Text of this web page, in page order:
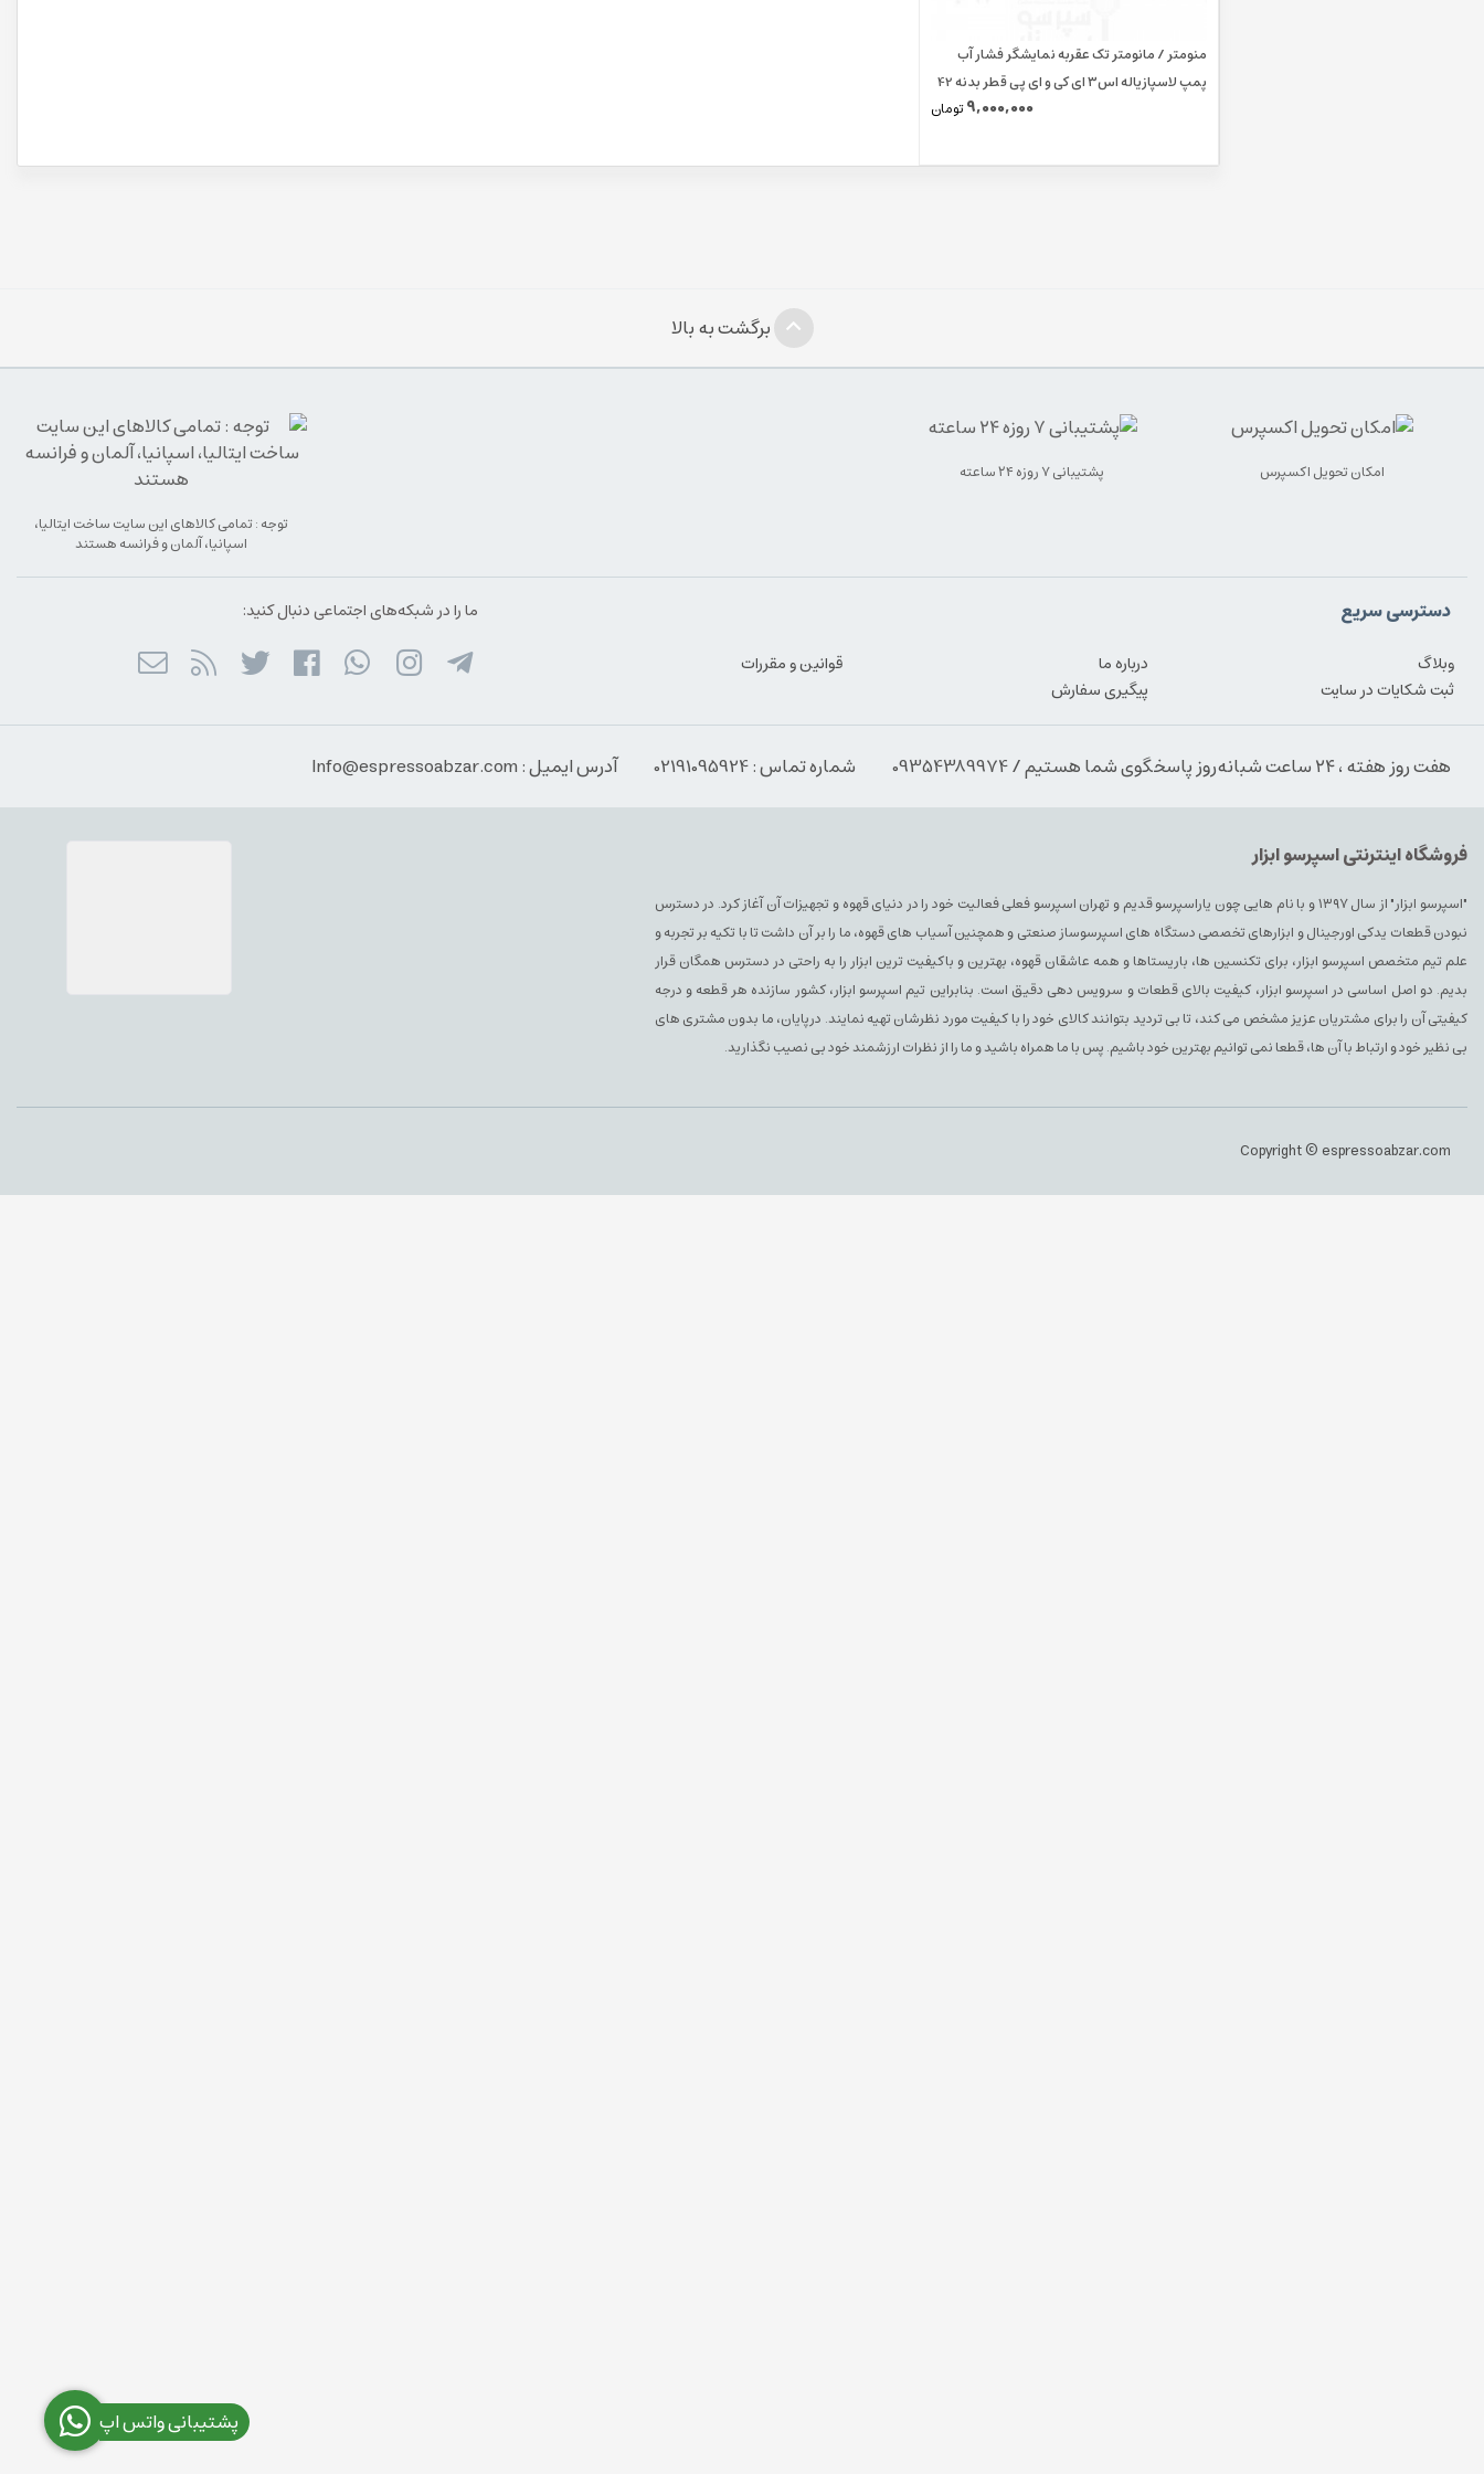
منومتر / مانومتر تک عقربه نمایشگر فشار آب
پمپ لاسپازیاله اس۳ ای کی و ای پی قطر بدنه 42
9,000,000 تومان
برگشت به بالا
امکان تحویل اکسپرس پشتیبانی ۷ روزه ۲۴ ساعته
توجه : تمامی کالاهای این سایت ساخت ایتالیا،
اسپانیا، آلمان و فرانسه هستند
دسترسی سریع
وبلاگ درباره ما
قوانین و مقررات
ثبت شکایات در سایت
پیگیری سفارش
ما را در شبکه‌های اجتماعی دنبال کنید:
هفت روز هفته ، ۲۴ ساعت شبانه‌روز پاسخگوی شما هستیم / 09354389974 شماره تماس : 02191095924 آدرس ایمیل : Info@espressoabzar.com
فروشگاه اینترنتی اسپرسو ابزار
"اسپرسو ابزار" از سال ۱۳۹۷ و با نام هایی چون یاراسپرسو قدیم و تهران اسپرسو فعلی فعالیت خود را در دنیای قهوه و تجهیزات آن آغاز کرد. در دسترس
نبودن قطعات یدکی اورجینال و ابزارهای تخصصی دستگاه های اسپرسوساز صنعتی و همچنین آسیاب های قهوه، ما را بر آن داشت تا با تکیه بر تجربه و
علم تیم متخصص اسپرسو ابزار، برای تکنسین ها، باریستاها و همه عاشقان قهوه، بهترین و باکیفیت ترین ابزار را به راحتی در دسترس همگان قرار
بدیم. دو اصل اساسی در اسپرسو ابزار، کیفیت بالای قطعات و سرویس دهی دقیق است. بنابراین تیم اسپرسو ابزار، کشور سازنده هر قطعه و درجه
کیفیتی آن را برای مشتریان عزیز مشخص می کند، تا بی تردید بتوانند کالای خود را با کیفیت مورد نظرشان تهیه نمایند. درپایان، ما بدون مشتری های
بی نظیر خود و ارتباط با آن ها، قطعا نمی توانیم بهترین خود باشیم. پس با ما همراه باشید و ما را از نظرات ارزشمند خود بی نصیب نگذارید.
Copyright © espressoabzar.com
پشتیبانی واتس اپ